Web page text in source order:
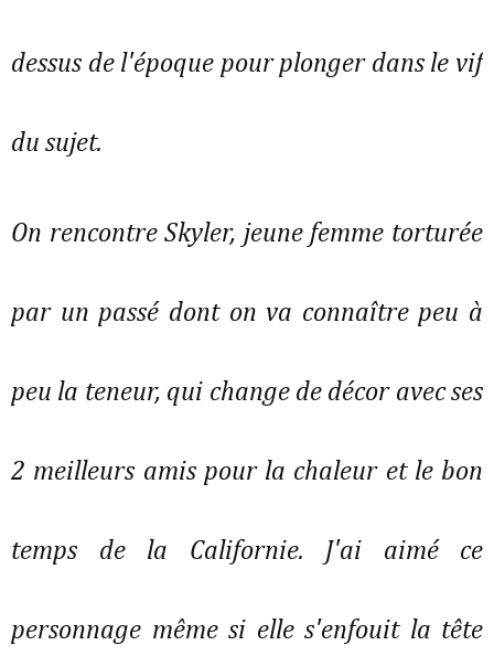
dessus de l'époque pour plonger dans le vif
du sujet.
On rencontre Skyler, jeune femme torturée
par un passé dont on va connaître peu à
peu la teneur, qui change de décor avec ses
2 meilleurs amis pour la chaleur et le bon
temps de la Californie. J'ai aimé ce
personnage même si elle s'enfouit la tête